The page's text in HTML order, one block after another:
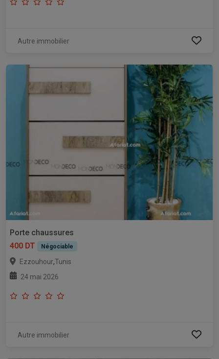
Autre immobilier
Porte chaussures
400 DT
Négociable
Ezzouhour,Tunis
24 mai 2026
Autre immobilier